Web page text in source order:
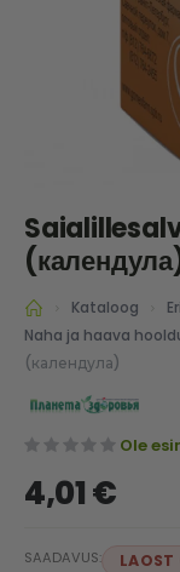
to
the
beginning
of
the
images
gallery
Kataloog
Naha ja haava
(календула)
Ole
4,01 €
SAADAVUS:
LAOST